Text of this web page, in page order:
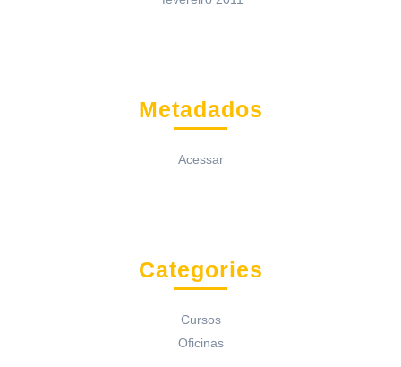
Metadados
Acessar
Categories
Cursos
Oficinas